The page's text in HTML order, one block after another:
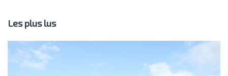
Les plus lus